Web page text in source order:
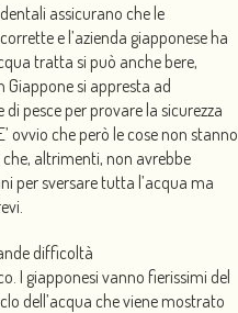
assicurano che le
e l’azienda giapponese ha
tratta si può anche bere,
Giappone si appresta ad
pesce per provare la sicurezza
ovvio che però le cose non stanno
altrimenti, non avrebbe
per sversare tutta l’acqua ma
difficoltà
I giapponesi vanno fierissimi del
dell’acqua che viene mostrato